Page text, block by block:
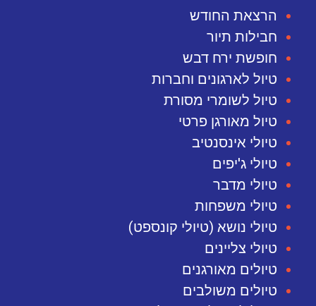
הרצאת החודש
חבילות תיור
חופשת ירח דבש
טיול לארגונים וחברות
טיול לשומרי מסורת
טיול מאורגן פרטי
טיולי אינסנטיב
טיולי ג'יפים
טיולי מדבר
טיולי משפחות
טיולי נושא (טיולי קונספט)
טיולי צליינים
טיולים מאורגנים
טיולים משולבים